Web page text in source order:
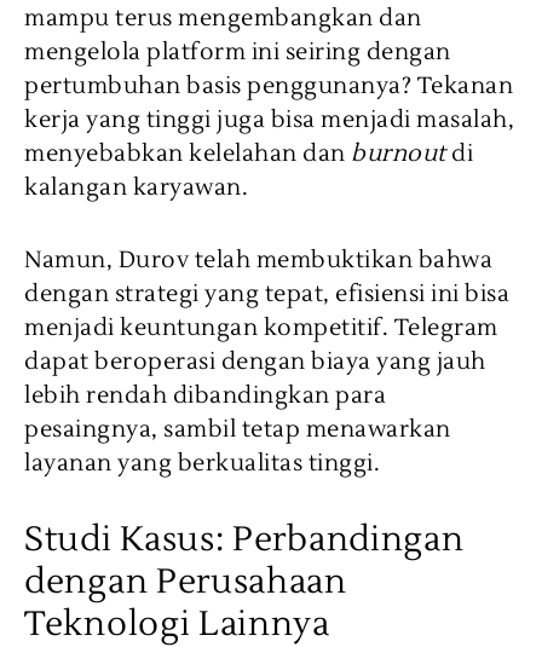
mampu terus mengembangkan dan
mengelola platform ini seiring dengan
pertumbuhan basis penggunanya? Tekanan
kerja yang tinggi juga bisa menjadi masalah,
menyebabkan kelelahan dan burnoutdi
kalangan karyawan.
Namun, Durov telah membuktikan bahwa
dengan strategi yang tepat, efisiensi ini bisa
menjadi keuntungan kompetitif. Telegram
dapat beroperasi dengan biaya yang jauh
lebih rendah dibandingkan para
pesaingnya, sambil tetap menawarkan
layanan yang berkualitas tinggi.
Studi Kasus: Perbandingan
dengan Perusahaan
Teknologi Lainnya